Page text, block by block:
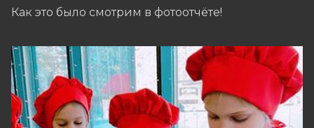
Как это было смотрим в фотоотчёте!